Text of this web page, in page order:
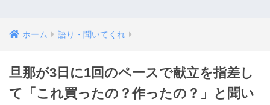
ホーム 語り・聞いてくれ
旦那が3日に1回のペースで献立を指差し
て「これ買ったの？作ったの？」と聞い